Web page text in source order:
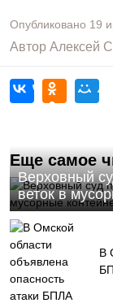
Опубликовано 19
Автор Алексей
Еще самое
Верховный
веток в
В